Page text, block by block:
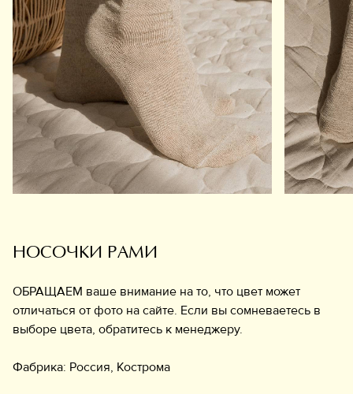
Одежда
Обувь
Аксессуары
Украшения
Информация
НОСОЧКИ РАМИ
ОБРАЩАЕМ ваше внимание на то, что цвет может
отличаться от фото на сайте. Если вы сомневаетесь в
выборе цвета, обратитесь к менеджеру.
Фабрика: Россия, Кострома